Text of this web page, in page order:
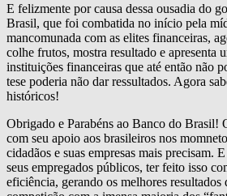
E felizmente por causa dessa ousadia do
Brasil, que foi combatida no início pela
mancomunada com as elites financeiras,
colhe frutos, mostra resultado e apresenta
instituições financeiras que até então não
tese poderia não dar ressultados. Agora
históricos!
Obrigado e Parabéns ao Banco do Brasil!
com seu apoio aos brasileiros nos
cidadãos e suas empresas mais precisam.
seus empregados públicos, ter feito isso
eficiência, gerando os melhores resultados